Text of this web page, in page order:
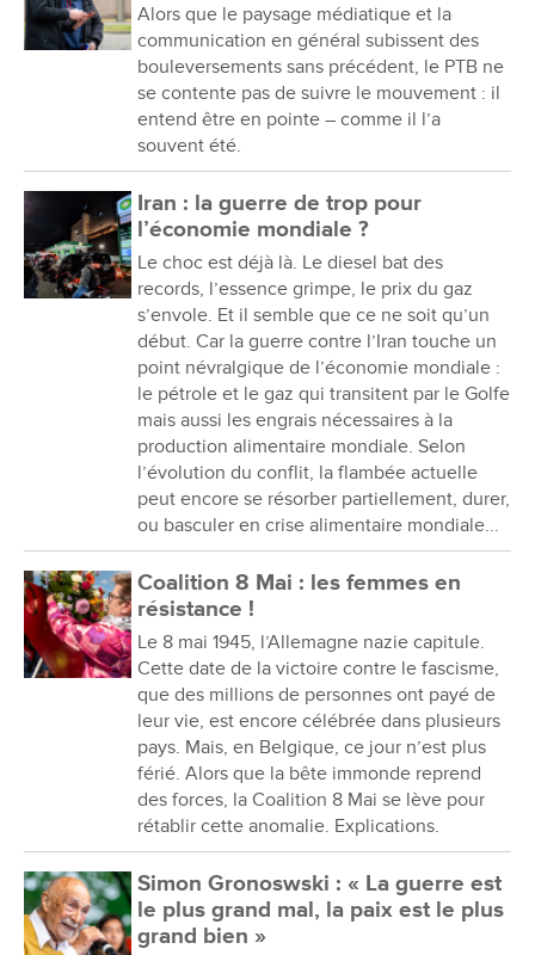
Alors que le paysage médiatique et la
communication en général subissent des
bouleversements sans précédent, le PTB ne
se contente pas de suivre le mouvement : il
entend être en pointe – comme il l’a
souvent été.
Iran : la guerre de trop pour
l’économie mondiale ?
Le choc est déjà là. Le diesel bat des
records, l’essence grimpe, le prix du gaz
s’envole. Et il semble que ce ne soit qu’un
début. Car la guerre contre l’Iran touche un
point névralgique de l’économie mondiale :
le pétrole et le gaz qui transitent par le Golfe
mais aussi les engrais nécessaires à la
production alimentaire mondiale. Selon
l’évolution du conflit, la flambée actuelle
peut encore se résorber partiellement, durer,
ou basculer en crise alimentaire mondiale...
Coalition 8 Mai : les femmes en
résistance !
Le 8 mai 1945, l’Allemagne nazie capitule.
Cette date de la victoire contre le fascisme,
que des millions de personnes ont payé de
leur vie, est encore célébrée dans plusieurs
pays. Mais, en Belgique, ce jour n’est plus
férié. Alors que la bête immonde reprend
des forces, la Coalition 8 Mai se lève pour
rétablir cette anomalie. Explications.
Simon Gronoswski : « La guerre est
le plus grand mal, la paix est le plus
grand bien »